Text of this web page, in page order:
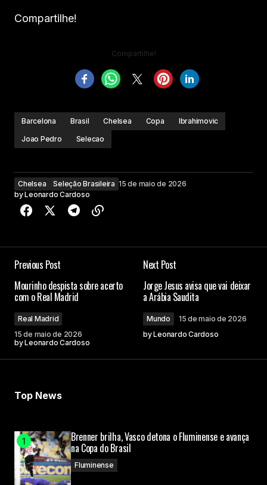
Compartilhe!
Compartilhe!
Barcelona Brasil Chelsea Copa
Ibrahimovic
Joao Pedro
Selecao
Chelsea Seleção Brasileira 15 de maio de 2026
byLeonardo Cardoso
Previous Post
Mourinho despista sobre acerto
com o Real Madrid
Real Madrid
15 de maio de 2026
byLeonardo Cardoso
Next Post
Jorge Jesus avisa que vai deixar
a Arábia Saudita
Mundo
15 de maio de 2026
byLeonardo Cardoso
Top News
Brenner brilha, Vasco detona o Fluminense e avança
na Copa do Brasil
Fluminense